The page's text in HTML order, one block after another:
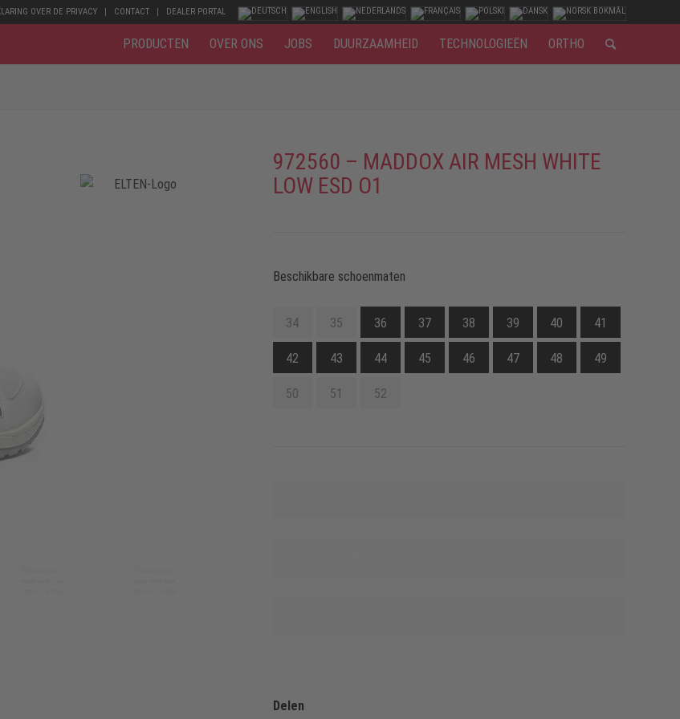
OVER DE PRIVACY CONTACT DEALER PORTAL
PRODUCTEN OVER ONS JOBS DUURZAAMHEID TECHNOLOGIEËN ORTHO
972560 – MADDOX AIR MESH WHITE
LOW ESD O1
Beschikbare schoenmaten
34 35 36 37 38 39 40 41
42 43 44 45 46 47 48 49
50 51 52
Delen